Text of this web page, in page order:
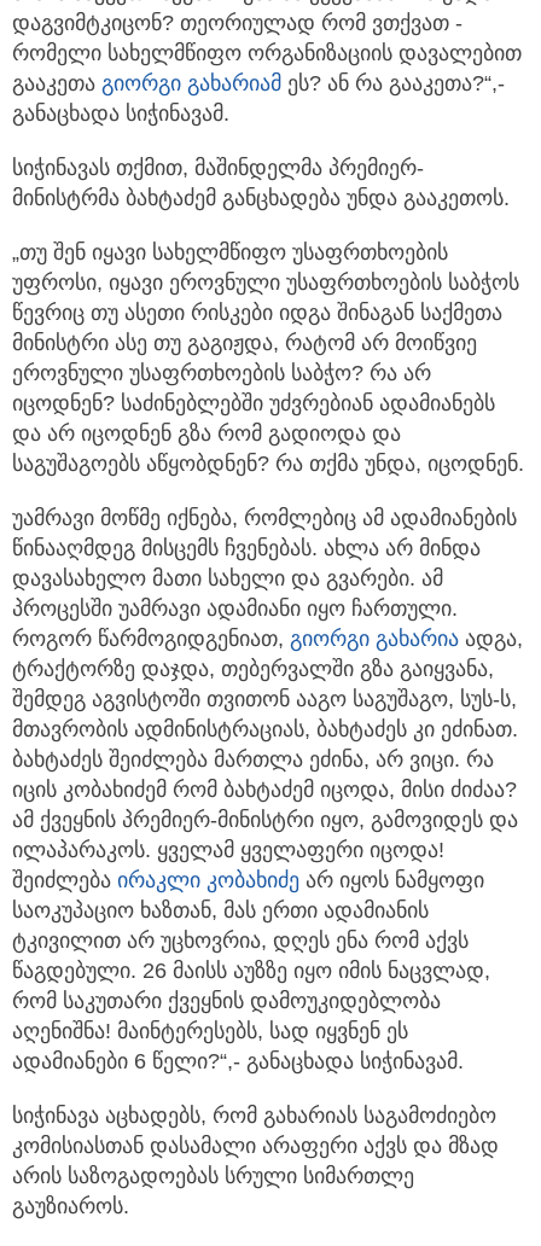
დაგვიმტკიცონ? თეორიულად რომ ვთქვათ -
რომელი სახელმწიფო ორგანიზაციის დავალებით
გააკეთა გიორგი გახარიამ ეს? ან რა გააკეთა?“,-
განაცხადა სიჭინავამ.
სიჭინავას თქმით, მაშინდელმა პრემიერ-
მინისტრმა ბახტაძემ განცხადება უნდა გააკეთოს.
„თუ შენ იყავი სახელმწიფო უსაფრთხოების
უფროსი, იყავი ეროვნული უსაფრთხოების საბჭოს
წევრიც თუ ასეთი რისკები იდგა შინაგან საქმეთა
მინისტრი ასე თუ გაგიჟდა, რატომ არ მოიწვიე
ეროვნული უსაფრთხოების საბჭო? რა არ
იცოდნენ? საძინებლებში უძვრებიან ადამიანებს
და არ იცოდნენ გზა რომ გადიოდა და
საგუშაგოებს აწყობდნენ? რა თქმა უნდა, იცოდნენ.
უამრავი მოწმე იქნება, რომლებიც ამ ადამიანების
წინააღმდეგ მისცემს ჩვენებას. ახლა არ მინდა
დავასახელო მათი სახელი და გვარები. ამ
პროცესში უამრავი ადამიანი იყო ჩართული.
როგორ წარმოგიდგენიათ, გიორგი გახარია ადგა,
ტრაქტორზე დაჯდა, თებერვალში გზა გაიყვანა,
შემდეგ აგვისტოში თვითონ ააგო საგუშაგო, სუს-ს,
მთავრობის ადმინისტრაციას, ბახტაძეს კი ეძინათ.
ბახტაძეს შეიძლება მართლა ეძინა, არ ვიცი. რა
იცის კობახიძემ რომ ბახტაძემ იცოდა, მისი ძიძაა?
ამ ქვეყნის პრემიერ-მინისტრი იყო, გამოვიდეს და
ილაპარაკოს. ყველამ ყველაფერი იცოდა!
შეიძლება ირაკლი კობახიძე არ იყოს ნამყოფი
საოკუპაციო ხაზთან, მას ერთი ადამიანის
ტკივილით არ უცხოვრია, დღეს ენა რომ აქვს
წაგდებული. 26 მაისს აუზზე იყო იმის ნაცვლად,
რომ საკუთარი ქვეყნის დამოუკიდებლობა
აღენიშნა! მაინტერესებს, სად იყვნენ ეს
ადამიანები 6 წელი?“,- განაცხადა სიჭინავამ.
სიჭინავა აცხადებს, რომ გახარიას საგამოძიებო
კომისიასთან დასამალი არაფერი აქვს და მზად
არის საზოგადოებას სრული სიმართლე
გაუზიაროს.